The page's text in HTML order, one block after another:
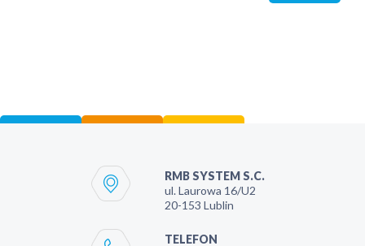
RMB SYSTEM S.C.
ul. Laurowa 16/U2
20-153 Lublin
TELEFON